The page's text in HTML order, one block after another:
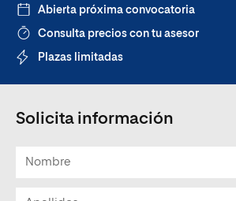
Abierta próxima convocatoria
Consulta precios con tu asesor
Plazas limitadas
Solicita información